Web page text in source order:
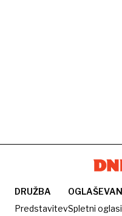
DRUŽBA
PredstavitevSpletni oglasi